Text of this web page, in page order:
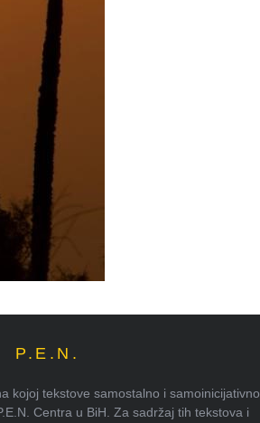
P.E.N.
kojoj tekstove samostalno i samoinicijativno
Centra u BiH. Za sadržaj tih tekstova i